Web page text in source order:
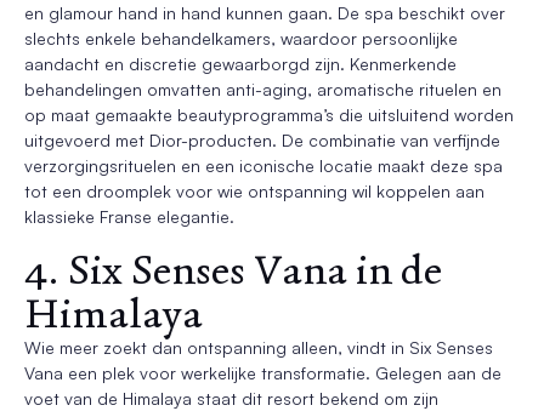
en glamour hand in hand kunnen gaan. De spa beschikt over
slechts enkele behandelkamers, waardoor persoonlijke
aandacht en discretie gewaarborgd zijn. Kenmerkende
behandelingen omvatten anti-aging, aromatische rituelen en
op maat gemaakte beautyprogramma’s die uitsluitend worden
uitgevoerd met Dior-producten. De combinatie van verfijnde
verzorgingsrituelen en een iconische locatie maakt deze spa
tot een droomplek voor wie ontspanning wil koppelen aan
klassieke Franse elegantie.
4. Six Senses Vana in de
Himalaya
Wie meer zoekt dan ontspanning alleen, vindt in Six Senses
Vana een plek voor werkelijke transformatie. Gelegen aan de
voet van de Himalaya staat dit resort bekend om zijn